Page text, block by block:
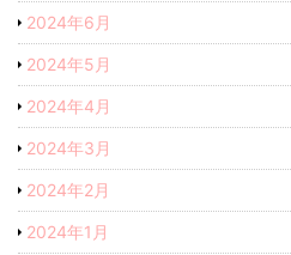
2024年6月
2024年5月
2024年4月
2024年3月
2024年2月
2024年1月